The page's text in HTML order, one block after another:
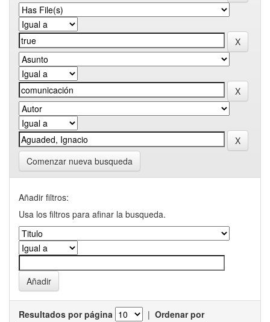
Comenzar nueva busqueda
Añadir filtros:
Usa los filtros para afinar la busqueda.
Resultados por página | Ordenar por